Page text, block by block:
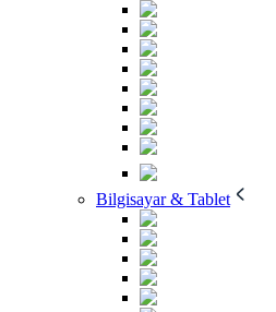
Bilgisayar & Tablet